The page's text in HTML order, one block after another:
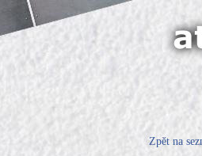
Zpět na